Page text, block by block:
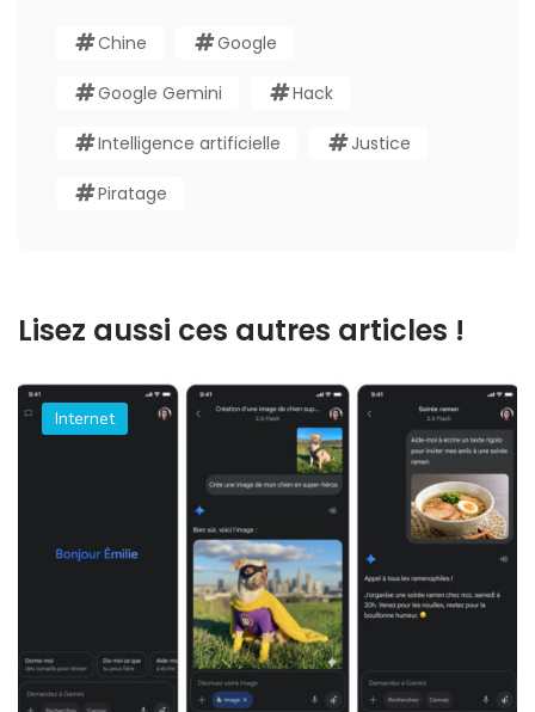
Chine Google
Google Gemini Hack
Intelligence artificielle Justice
Piratage
Lisez aussi ces autres articles !
Internet